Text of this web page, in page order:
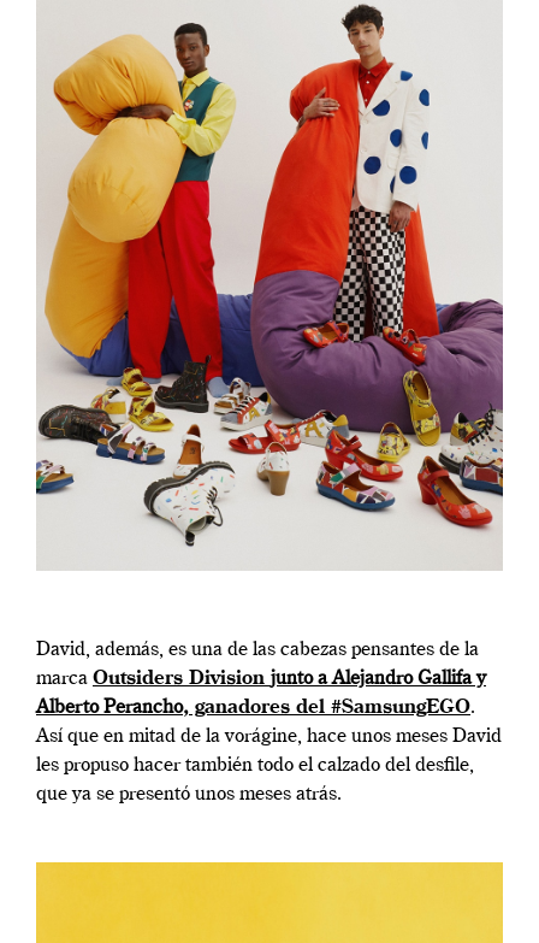
David, además, es una de las cabezas pensantes de la
marca Outsiders Division junto a Alejandro Gallifa y
Alberto Perancho, ganadores del #SamsungEGO.
Así que en mitad de la vorágine, hace unos meses David
les propuso hacer también todo el calzado del desfile,
que ya se presentó unos meses atrás.